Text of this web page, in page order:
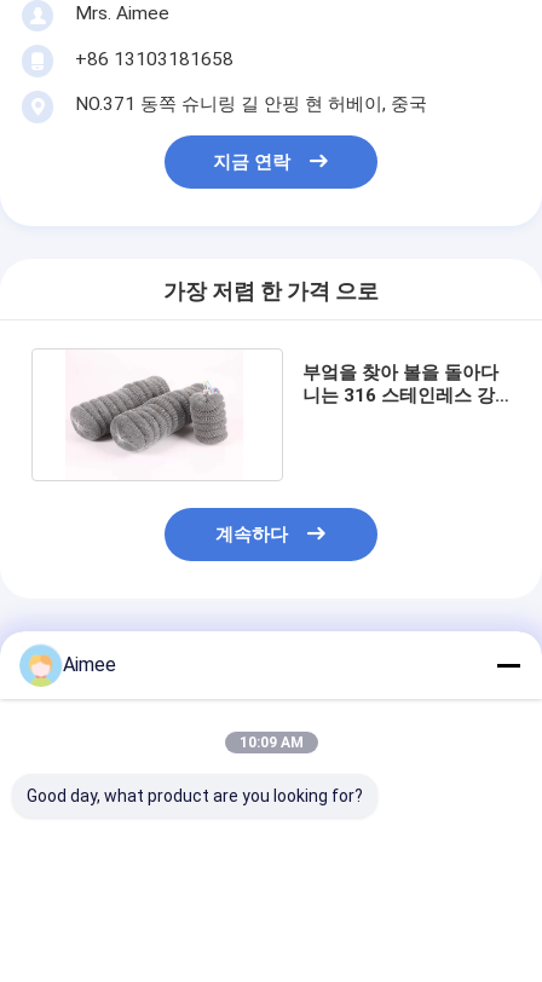
Mrs. Aimee
+86 13103181658
NO.371 동쪽 슈니링 길 안핑 현 허베이, 중국
지금 연락
가장 저렴 한 가격 으로
부엌을 찾아 볼을 돌아다
니는 316 스테인레스 강
계속하다
추천된 제품
Aimee
10:09 AM
Good day, what product are you looking for?